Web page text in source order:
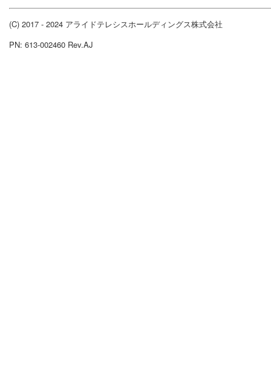
(C) 2017 - 2024 アライドテレシスホールディングス株式会社
PN: 613-002460 Rev.AJ